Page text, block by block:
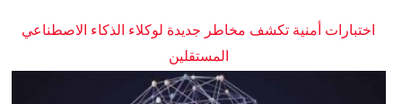
اختبارات أمنية تكشف مخاطر جديدة لوكلاء الذكاء الاصطناعي
المستقلين